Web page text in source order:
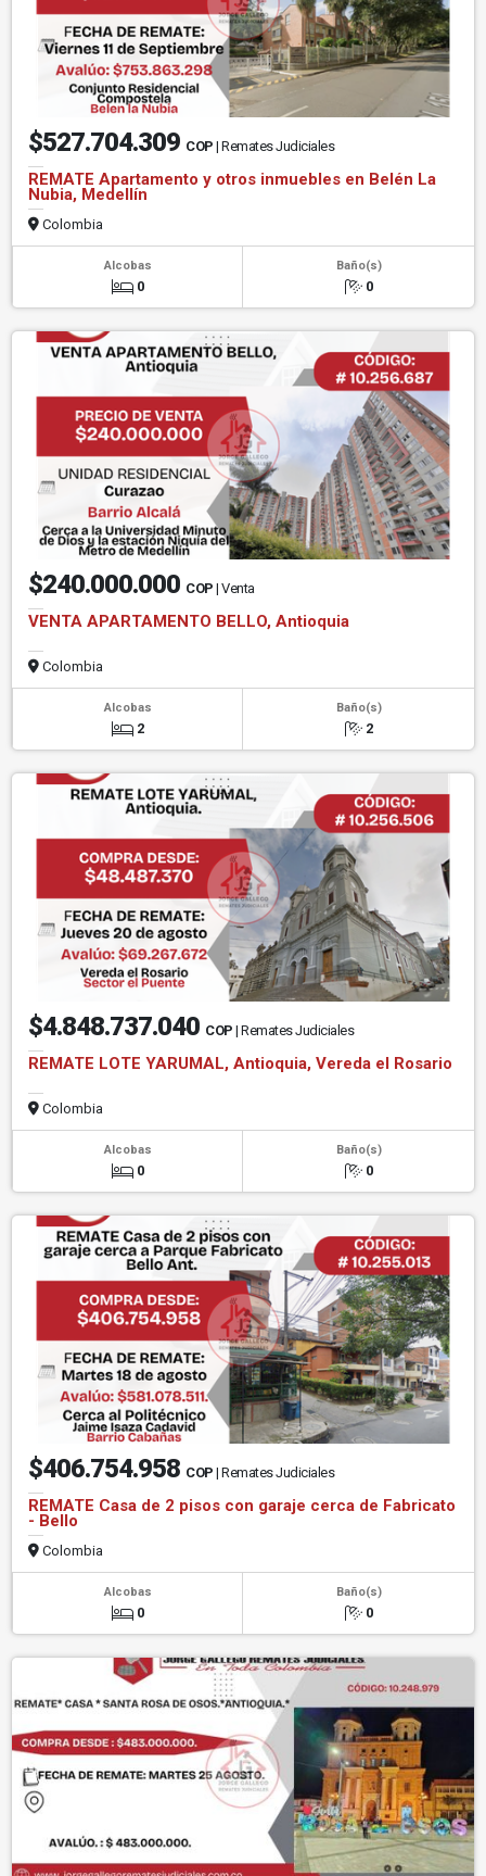
$527.704.309 COP | Remates Judiciales
REMATE Apartamento y otros inmuebles en Belén La
Nubia, Medellín
Colombia
Alcobas
0
Baño(s)
0
$240.000.000 COP | Venta
VENTA APARTAMENTO BELLO, Antioquia
Colombia
Alcobas
2
Baño(s)
2
$4.848.737.040 COP | Remates Judiciales
REMATE LOTE YARUMAL, Antioquia, Vereda el Rosario
Colombia
Alcobas
0
Baño(s)
0
$406.754.958 COP | Remates Judiciales
REMATE Casa de 2 pisos con garaje cerca de Fabricato
- Bello
Colombia
Alcobas
0
Baño(s)
0